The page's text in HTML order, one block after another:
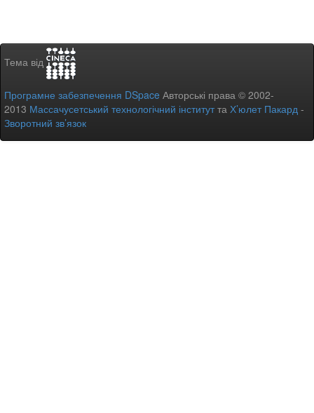
Тема від
Програмне забезпечення DSpace Авторські права © 2002-
2013 Массачусетський технологічний інститутта Х’юлет Пакард -
Зворотний зв’язок